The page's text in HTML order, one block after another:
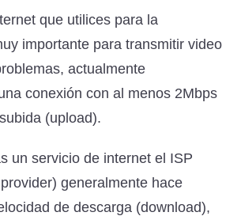
que utilices para la
importante para transmitir video
actualmente
conexión con al menos 2Mbps
(upload).
un servicio de internet el ISP
generalmente hace
de descarga (download),